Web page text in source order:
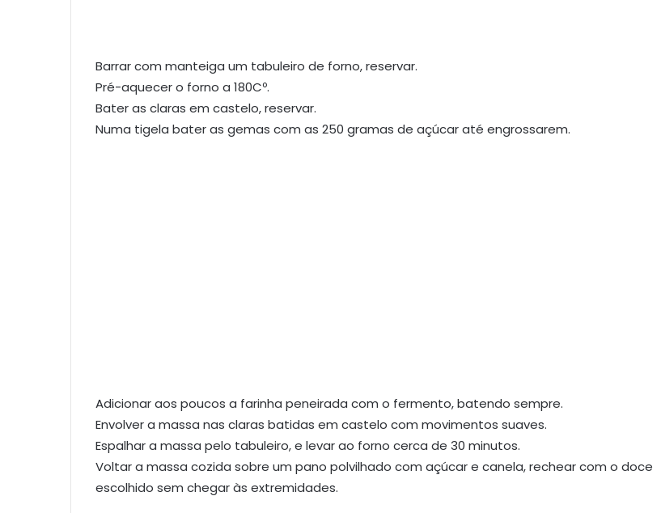
Barrar com manteiga um tabuleiro de forno, reservar.
Pré-aquecer o forno a 180Cº.
Bater as claras em castelo, reservar.
Numa tigela bater as gemas com as 250 gramas de açúcar até engrossarem.
Adicionar aos poucos a farinha peneirada com o fermento, batendo sempre.
Envolver a massa nas claras batidas em castelo com movimentos suaves.
Espalhar a massa pelo tabuleiro, e levar ao forno cerca de 30 minutos.
Voltar a massa cozida sobre um pano polvilhado com açúcar e canela, rechear com o doce
escolhido sem chegar às extremidades.